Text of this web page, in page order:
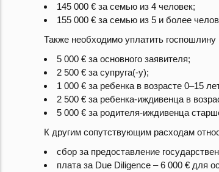
145 000 € за семью из 4 человек;
155 000 € за семью из 5 и более
Также необходимо уплатить госпошлину
5 000 € за основного заявителя;
2 500 € за супруга(-у);
1 000 € за ребенка в возрасте 0–15
2 500 € за ребенка-иждивенца в
5 000 € за родителя-иждивенца
К другим сопутствующим расходам
сбор за предоставление
плата за Due Diligence – 6 000 € для